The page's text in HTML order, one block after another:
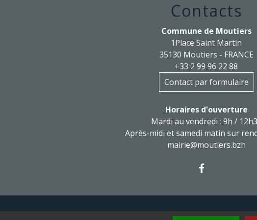
Contacts
Commune de Moutiers
1Place Saint Martin
35130 Moutiers - FRANCE
+33 2 99 96 22 88
Contact par formulaire
Horaires d'ouverture
Mardi au vendredi : 9h /
Après-midi et samedi matin sur
mairie@moutiers.bzh